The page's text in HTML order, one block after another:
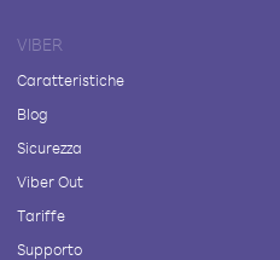
VIBER
Caratteristiche
Blog
Sicurezza
Viber Out
Tariffe
Supporto